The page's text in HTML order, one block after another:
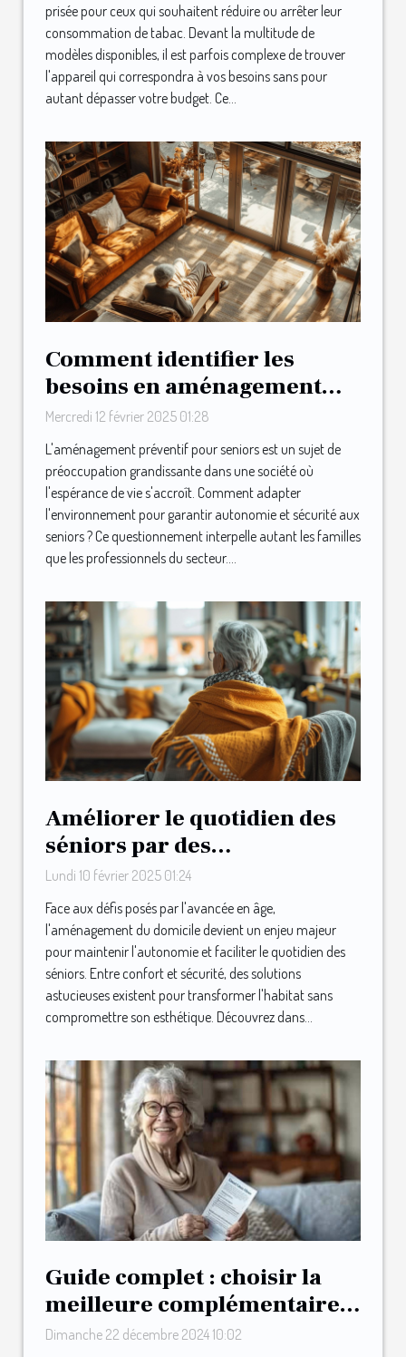
prisée pour ceux qui souhaitent réduire ou arrêter leur
consommation de tabac. Devant la multitude de
modèles disponibles, il est parfois complexe de trouver
l'appareil qui correspondra à vos besoins sans pour
autant dépasser votre budget. Ce...
Comment identifier les
besoins en aménagement
préventif pour seniors
Mercredi 12 février 2025 01:28
L'aménagement préventif pour seniors est un sujet de
préoccupation grandissante dans une société où
l'espérance de vie s'accroît. Comment adapter
l'environnement pour garantir autonomie et sécurité aux
seniors ? Ce questionnement interpelle autant les familles
que les professionnels du secteur....
Améliorer le quotidien des
séniors par des
aménagements maison
astucieux
Lundi 10 février 2025 01:24
Face aux défis posés par l'avancée en âge,
l'aménagement du domicile devient un enjeu majeur
pour maintenir l'autonomie et faciliter le quotidien des
séniors. Entre confort et sécurité, des solutions
astucieuses existent pour transformer l'habitat sans
compromettre son esthétique. Découvrez dans...
Guide complet : choisir la
meilleure complémentaire
santé après la retraite
Dimanche 22 décembre 2024 10:02